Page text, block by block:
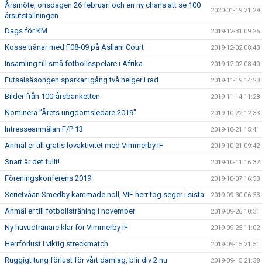
Årsmöte, onsdagen 26 februari och en ny chans att se 100
årsutställningen
2020-01-19 21:29
Dags för KM 2019-12-31 09:25
Kosse tränar med F08-09 på Asllani Court 2019-12-02 08:43
Insamling till små fotbollsspelare i Afrika 2019-12-02 08:40
Futsalsäsongen sparkar igång två helger i rad 2019-11-19 14:23
Bilder från 100-årsbanketten 2019-11-14 11:28
Nominera "Årets ungdomsledare 2019" 2019-10-22 12:33
Intresseanmälan F/P 13 2019-10-21 15:41
Anmäl er till gratis lovaktivitet med Vimmerby IF 2019-10-21 09:42
Snart är det fullt! 2019-10-11 16:32
Föreningskonferens 2019 2019-10-07 16:53
Serietvåan Smedby kammade noll, VIF herr tog seger i sista 2019-09-30 06:53
Anmäl er till fotbollsträning i november 2019-09-26 10:31
Ny huvudtränare klar för Vimmerby IF 2019-09-25 11:02
Herrförlust i viktig streckmatch 2019-09-15 21:51
Ruggigt tung förlust för vårt damlag, blir div 2 nu 2019-09-15 21:38